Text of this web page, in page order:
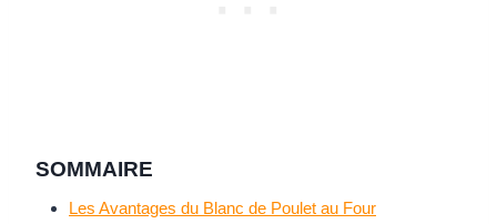
SOMMAIRE
Les Avantages du Blanc de Poulet au Four